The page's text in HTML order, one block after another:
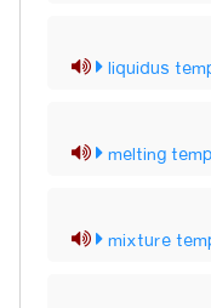
liquidus
melting
mixture